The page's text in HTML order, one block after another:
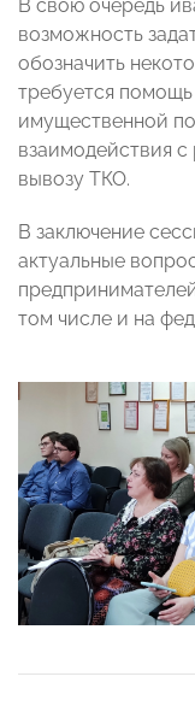
В свою очередь
возможность
обозначить
требуется
имущественной
взаимодействия
вывозу ТКО.
В заключение
актуальные
том числе и на